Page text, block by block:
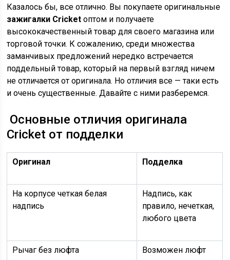
Казалось бы, все отлично. Вы покупаете оригинальные
зажигалки Cricket оптом и получаете
высококачественный товар для своего магазина или
торговой точки. К сожалению, среди множества
заманчивых предложений нередко встречается
поддельный товар, который на первый взгляд ничем
не отличается от оригинала. Но отличия все — таки есть
и очень существенные. Давайте с ними разберемся.
Основные отличия оригинала
Cricket от подделки
Оригинал Подделка
На корпусе четкая белая
надпись
Надпись, как
правило, нечеткая,
любого цвета
Рычаг без люфта
Возможен люфт